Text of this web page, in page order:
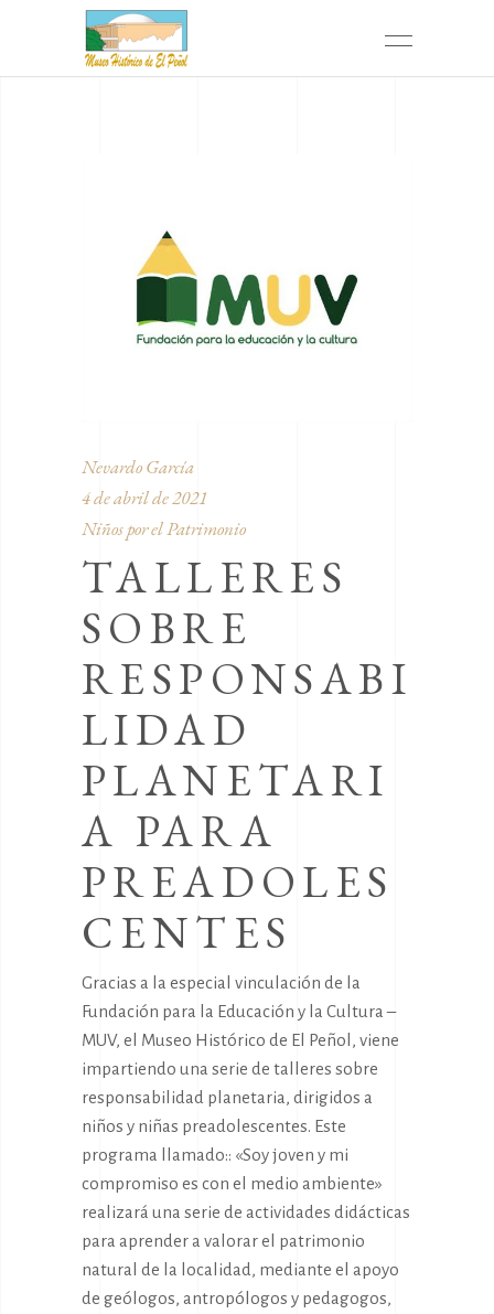
Nevardo García
4 de abril de 2021
Niños por el Patrimonio
TALLERES
SOBRE
RESPONSABI
LIDAD
PLANETARI
A PARA
PREADOLES
CENTES
Gracias a la especial vinculación de la
Fundación para la Educación y la Cultura –
MUV, el Museo Histórico de El Peñol, viene
impartiendo una serie de talleres sobre
responsabilidad planetaria, dirigidos a
niños y niñas preadolescentes. Este
programa llamado:: «Soy joven y mi
compromiso es con el medio ambiente»
realizará una serie de actividades didácticas
para aprender a valorar el patrimonio
natural de la localidad, mediante el apoyo
de geólogos, antropólogos y pedagogos,